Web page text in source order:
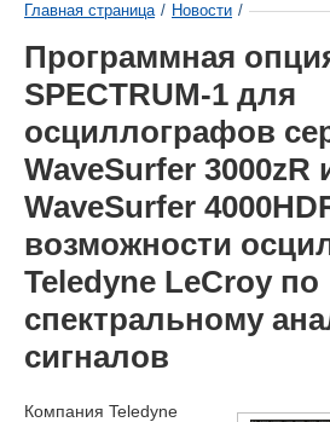
Главная страница / Новости /
Программная
SPECTRUM-1 для
осциллографов
WaveSurfer 3000zR
WaveSurfer
возможности
Teledyne LeCroy по
спектральному
сигналов
Компания Teledyne